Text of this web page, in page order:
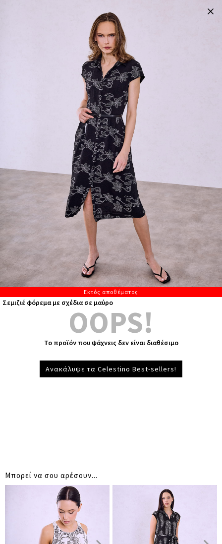
Εκτός αποθέματος
Σεμιζιέ φόρεμα με σχέδια σε μαύρο
OOPS!
Το προϊόν που ψάχνεις δεν είναι διαθέσιμο
Ανακάλυψε τα Celestino Best-sellers!
Μπορεί να σου αρέσουν...